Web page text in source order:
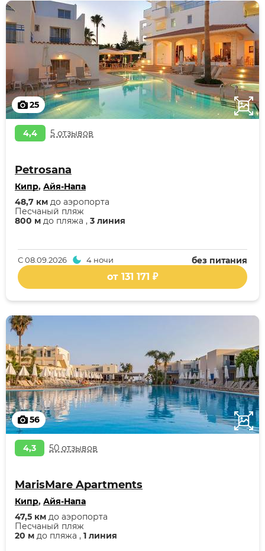
25
4,4 5 отзывов
Petrosana
Кипр, Айя-Напа
800 м до пляжа , 3 линия
Песчаный пляж
48,7 км до аэропорта
без питания
С08.09.2026 4 ночи
от 131 171 ₽
56
4,3 50 отзывов
MarisMare Apartments
Кипр, Айя-Напа
20 м до пляжа , 1 линия
Песчаный пляж
47,5 км до аэропорта